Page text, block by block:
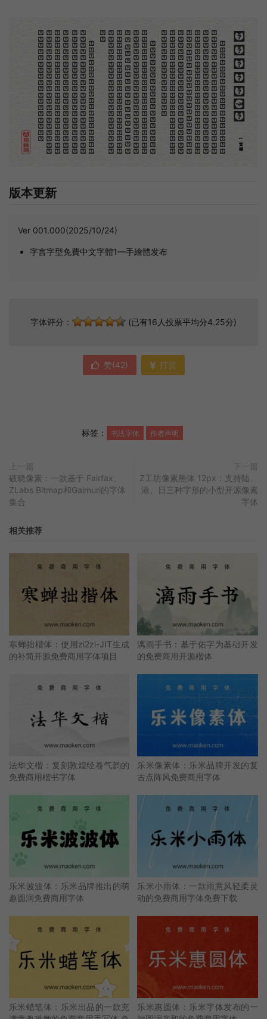
木刻創作法·序
地
不
問
東
西
，
凡
木
刻
的
圖
版
，
向
來
是
畫
管
畫，
刻
管
刻
，
印
管
印
的
。
中
國
用
得
最
早
，
而
照
例也
久
經
衰
退
；
清
光
緒
中
，
英
人
傅
蘭
雅
氏
編
印
《格
致
彙
編
》
，
插
圖
就
已
非
中
國
刻
工
所
能
刻
，
精細
的
必
需
由
英
國
運
了
圖
版
來
。
那
就
是
所
謂
「木
口
木
刻
」
，
也
即
「
複
製
木
刻
」
，
和
用
在
編
給印
度
人
讀
的
英
文
書
，
後
來
也
就
移
給
中
國
人
讀
的英
文
書
上
的
插
畫
，
是
同
類
的
。
那
時
我
還
是
一
個
兒
童
，
見
了
這
些
圖
，
便
震
驚於
它
的
精
工
活
潑
，
當
作
寶
貝
看
。
到
近
幾
年
，
才知
道
西
洋
還
有
一
種
由
畫
家
一
手
造
成
的
版
畫
，
也就
是
原
畫
，
倘
用
木
版
，
便
叫
作
「
創
作
木
刻」
，
是
藝
術
家
直
接
的
創
作
品
，
毫
不
假
手
於
刻
者和
印
者
的
。
現
在
我
們
所
要
紹
介
的
，
便
是
這
一
種
。
但
是
至
今
沒
有
一
本
講
說
木
刻
的
書
，
這
才
是
第一
本
。
雖
然
稍
簡
略
，
卻
已
經
給
了
讀
者
一
個
大
意。
由
此
發
展
下
去
，
路
是
廣
大
得
很
。
題
材
會
豐
富起
來
的
，
技
藝
也
會
精
煉
起
來
的
，
採
取
新
法
，
加以
中
國
舊
日
之
所
長
，
還
有
開
出
一
條
新
的
路
徑
來的
希
望
。
那
時
作
者
各
將
自
己
的
本
領
和
心
得
，
貢獻
出
來
，
中
國
的
木
刻
界
就
會
發
生
光
焰
。
(繁體)
版本更新
Ver 001.000(2025/10/24)
字言字型免費中文字體1—手繪體发布
字体评分： (已有16人投票平均分4.25分)
赞(42) 打赏
标签： 书法字体 作者声明
上一篇
破晓像素：一款基于 Fairfax、
ZLabs Bitmap和Galmuri的字体
集合
下一篇
Z工坊像素黑体 12px：支持陆、
港、日三种字形的小型开源像素
字体
相关推荐
寒蝉拙楷体：使用zi2zi-JIT生成
的补简开源免费商用字体项目
漓雨手书：基于佑字为基础开发
的免费商用开源楷体
法华文楷：复刻敦煌经卷气韵的
免费商用楷书字体
乐米像素体：乐米品牌开发的复
古点阵风免费商用字体
乐米波波体：乐米品牌推出的萌
趣圆润免费商用字体
乐米小雨体：一款雨意风轻柔灵
动的免费商用字体免费下载
乐米蜡笔体：乐米出品的一款充
乐米惠圆体：乐米字体发布的一